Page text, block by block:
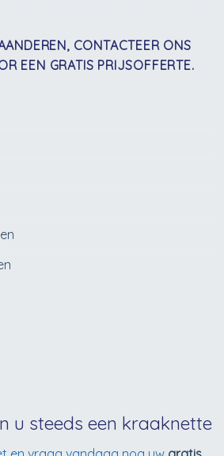
CONTACTEER ONS
EEN GRATIS PRIJSOFFERTE.
u steeds een kraaknette